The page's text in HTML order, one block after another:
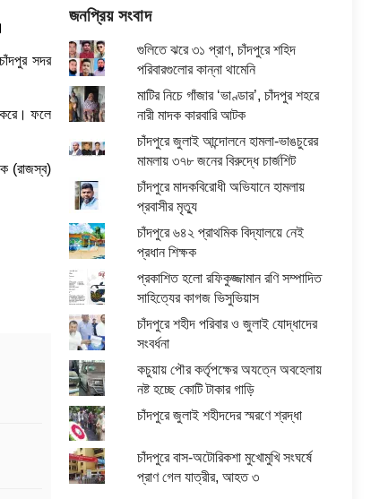
সদর
করে। ফলে
(রাজস্ব)
জনপ্রিয় সংবাদ
গুলিতে ঝরে ৩১ প্রাণ, চাঁদপুরে শহিদ
পরিবারগুলোর কান্না থামেনি
মাটির নিচে গাঁজার ‘ভাণ্ডার’, চাঁদপুর শহরে
নারী মাদক কারবারি আটক
চাঁদপুরে জুলাই আন্দোলনে হামলা-ভাঙচুরের
মামলায় ৩৭৮ জনের বিরুদ্ধে চার্জশিট
চাঁদপুরে মাদকবিরোধী অভিযানে হামলায়
প্রবাসীর মৃত্যু
চাঁদপুরে ৬৪২ প্রাথমিক বিদ্যালয়ে নেই
প্রধান শিক্ষক
প্রকাশিত হলো রফিকুজ্জামান রণি সম্পাদিত
সাহিত্যের কাগজ ভিসুভিয়াস
চাঁদপুরে শহীদ পরিবার ও জুলাই যোদ্ধাদের
সংবর্ধনা
কচুয়ায় পৌর কর্তৃপক্ষের অযত্নে অবহেলায়
নষ্ট হচ্ছে কোটি টাকার গাড়ি
চাঁদপুরে জুলাই শহীদদের স্মরণে শ্রদ্ধা
চাঁদপুরে বাস-অটোরিকশা মুখোমুখি সংঘর্ষে
প্রাণ গেল যাত্রীর, আহত ৩